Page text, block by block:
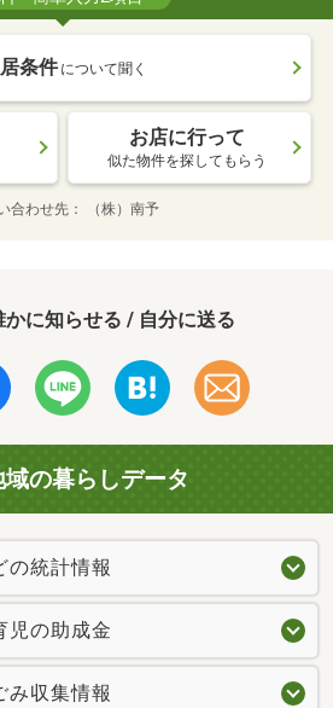
条件 について聞く
お店に行って
似た物件を探してもらう
合わせ先 （株）南予
かに知らせる / 自分に送る
域の暮らしデータ
の統計情報
児の助成金
み収集情報